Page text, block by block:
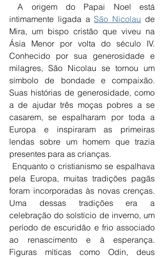
A origem do Papai Noel está
intimamente ligada a São Nicolau de
Mira, um bispo cristão que viveu na
Ásia Menor por volta do século IV.
Conhecido por sua generosidade e
milagres, São Nicolau se tornou um
símbolo de bondade e compaixão.
Suas histórias de generosidade, como
a de ajudar três moças pobres a se
casarem, se espalharam por toda a
Europa e inspiraram as primeiras
lendas sobre um homem que trazia
presentes para as crianças.
pela Europa, muitas tradições pagãs
foram incorporadas às novas crenças.
Uma dessas tradições era a
celebração do solstício de inverno, um
período de escuridão e frio associado
ao renascimento e à esperança.
Figuras míticas como Odin, deus